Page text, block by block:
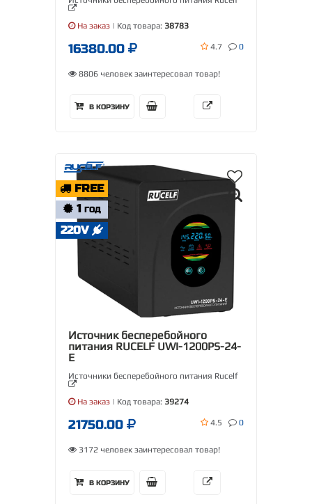
На заказ | Код товара: 38783
16380.00 4.7 0
8806 человек заинтересовал товар!
В КОРЗИНУ
FREE
1 ГОД
220V
Источник бесперебойного
питания RUCELF UWI-1200PS-24-
E
Источники бесперебойного питания Rucelf
На заказ | Код товара: 39274
21750.00 4.5 0
3172 человек заинтересовал товар!
В КОРЗИНУ